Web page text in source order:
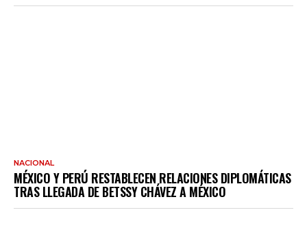
NACIONAL
MÉXICO Y PERÚ RESTABLECEN RELACIONES DIPLOMÁTICAS
TRAS LLEGADA DE BETSSY CHÁVEZ A MÉXICO